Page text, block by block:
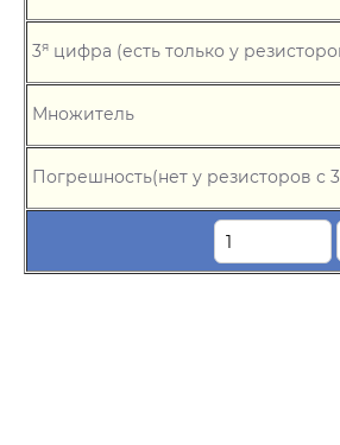
3я цифра (есть только у
Множитель
Погрешность(нет у резисторов с 3